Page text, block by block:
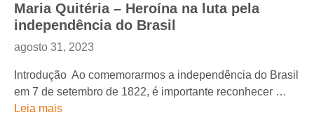
Maria Quitéria – Heroína na luta pela
independência do Brasil
agosto 31, 2023
Introdução Ao comemorarmos a independência do Brasil
em 7 de setembro de 1822, é importante reconhecer …
Leia mais